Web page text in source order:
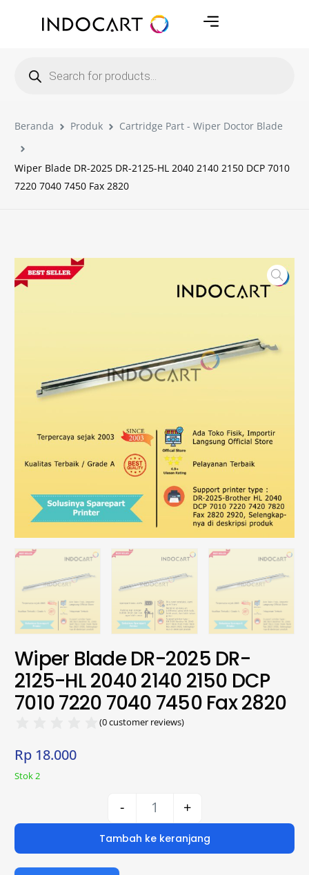
Beranda Produk Cartridge Part - Wiper Doctor Blade
Wiper Blade DR-2025 DR-2125-HL 2040 2140 2150 DCP 7010
7220 7040 7450 Fax 2820
Wiper Blade DR-2025 DR-
2125-HL 2040 2140 2150 DCP
7010 7220 7040 7450 Fax 2820
(0customer reviews)
Rp 18.000
Stok 2
- +
Tambah ke keranjang